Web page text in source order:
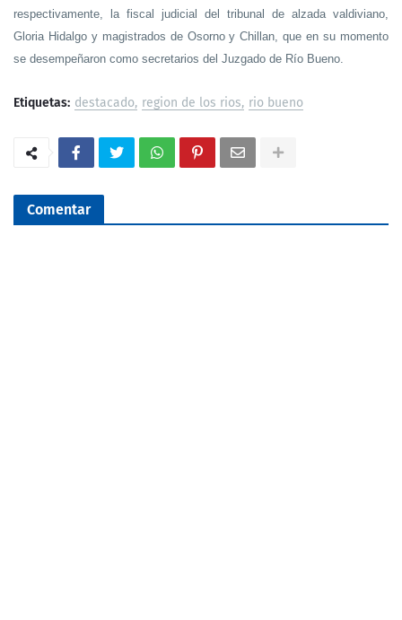
respectivamente, la fiscal judicial del tribunal de alzada valdiviano,
Gloria Hidalgo y magistrados de Osorno y Chillan, que en su momento
se desempeñaron como secretarios del Juzgado de Río Bueno.
Etiquetas: destacado region de los rios rio bueno
Comentar